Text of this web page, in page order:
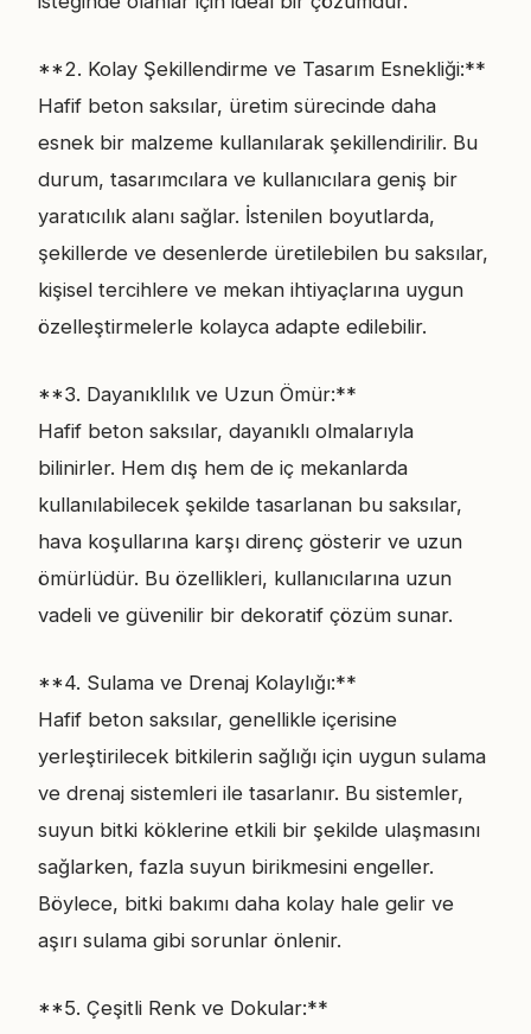
**2. Kolay Şekillendirme ve Tasarım Esnekliği:**
Hafif beton saksılar, üretim sürecinde daha
esnek bir malzeme kullanılarak şekillendirilir. Bu
durum, tasarımcılara ve kullanıcılara geniş bir
yaratıcılık alanı sağlar. İstenilen boyutlarda,
şekillerde ve desenlerde üretilebilen bu saksılar,
kişisel tercihlere ve mekan ihtiyaçlarına uygun
özelleştirmelerle kolayca adapte edilebilir.
**3. Dayanıklılık ve Uzun Ömür:**
Hafif beton saksılar, dayanıklı olmalarıyla
bilinirler. Hem dış hem de iç mekanlarda
kullanılabilecek şekilde tasarlanan bu saksılar,
hava koşullarına karşı direnç gösterir ve uzun
ömürlüdür. Bu özellikleri, kullanıcılarına uzun
vadeli ve güvenilir bir dekoratif çözüm sunar.
**4. Sulama ve Drenaj Kolaylığı:**
Hafif beton saksılar, genellikle içerisine
yerleştirilecek bitkilerin sağlığı için uygun sulama
ve drenaj sistemleri ile tasarlanır. Bu sistemler,
suyun bitki köklerine etkili bir şekilde ulaşmasını
sağlarken, fazla suyun birikmesini engeller.
Böylece, bitki bakımı daha kolay hale gelir ve
aşırı sulama gibi sorunlar önlenir.
**5. Çeşitli Renk ve Dokular:**